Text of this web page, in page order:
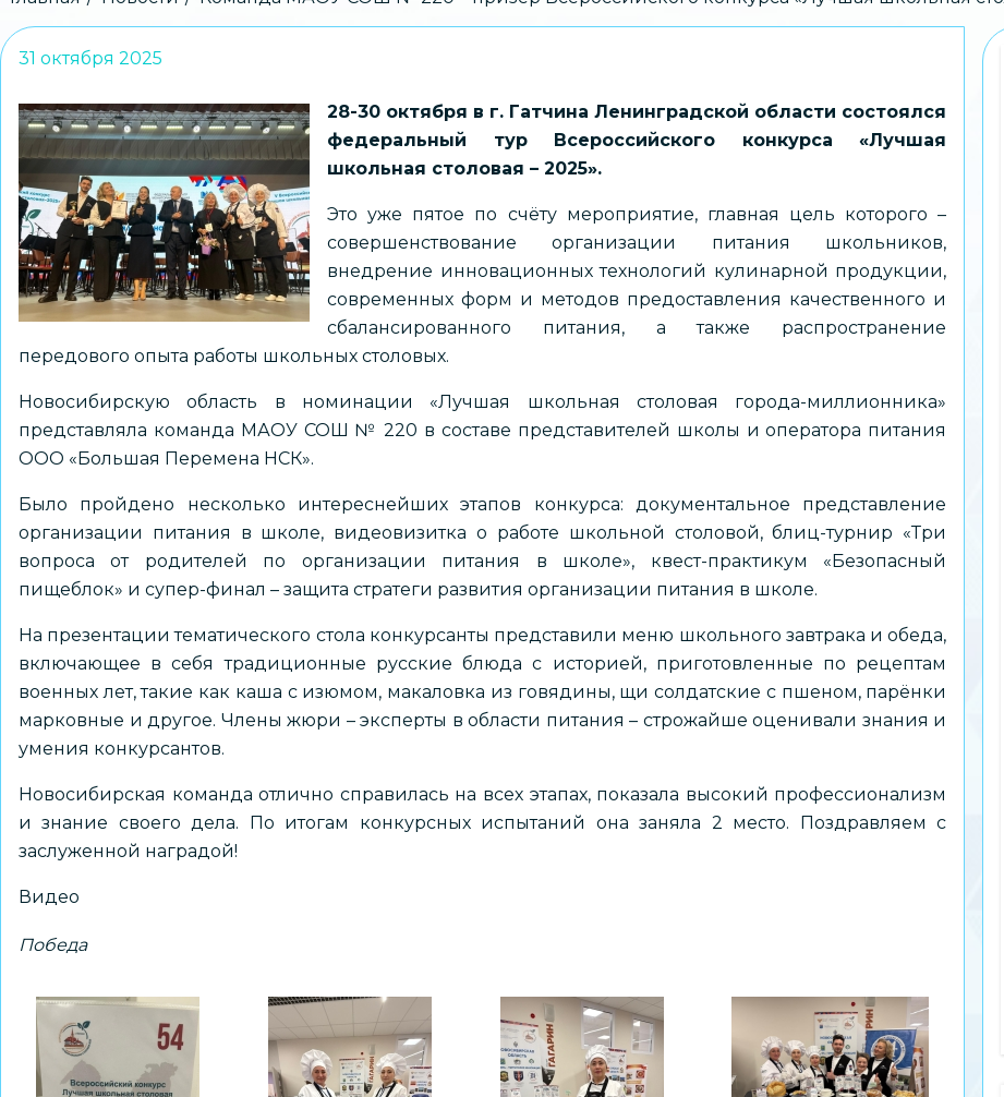
навигации
31 октября 2025
28-30 октября в г. Гатчина Ленинградской области состоялся
федеральный тур Всероссийского конкурса «Лучшая
школьная столовая – 2025».
Это уже пятое по счёту мероприятие, главная цель которого –
совершенствование организации питания школьников,
внедрение инновационных технологий кулинарной продукции,
современных форм и методов предоставления качественного и
сбалансированного питания, а также распространение
передового опыта работы школьных столовых.
Новосибирскую область в номинации «Лучшая школьная столовая города-миллионника»
представляла команда МАОУ СОШ № 220 в составе представителей школы и оператора питания
ООО «Большая Перемена НСК».
Было пройдено несколько интереснейших этапов конкурса: документальное представление
организации питания в школе, видеовизитка о работе школьной столовой, блиц-турнир «Три
вопроса от родителей по организации питания в школе», квест-практикум «Безопасный
пищеблок» и супер-финал – защита стратеги развития организации питания в школе.
На презентации тематического стола конкурсанты представили меню школьного завтрака и обеда,
включающее в себя традиционные русские блюда с историей, приготовленные по рецептам
военных лет, такие как каша с изюмом, макаловка из говядины, щи солдатские с пшеном, парёнки
марковные и другое. Члены жюри – эксперты в области питания – строжайше оценивали знания и
умения конкурсантов.
Новосибирская команда отлично справилась на всех этапах, показала высокий профессионализм
и знание своего дела. По итогам конкурсных испытаний она заняла 2 место. Поздравляем с
заслуженной наградой!
Видео
Победа